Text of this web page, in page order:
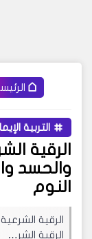
التربية
الرقية
والحسد
النوم
الرقية
الرقية الشر…